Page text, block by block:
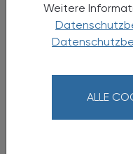
Weitere
ALLE
Doping-